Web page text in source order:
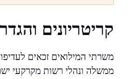
קריטריונים
משרתי המילואים זכאים
ממשלה ונהלי רשות מקרקעי